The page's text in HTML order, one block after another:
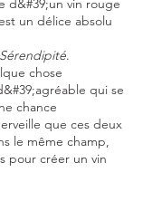
d&#39;un vin rouge
un délice absolu
Sérendipité.
chose
qui se
chance
que ces deux
le même champ,
pour créer un vin